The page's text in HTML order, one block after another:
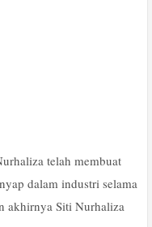
telah membuat
dalam industri selama
akhirnya Siti Nurhaliza